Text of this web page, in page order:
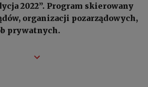
2022”. Program skierowany
organizacji pozarządowych,
prywatnych.